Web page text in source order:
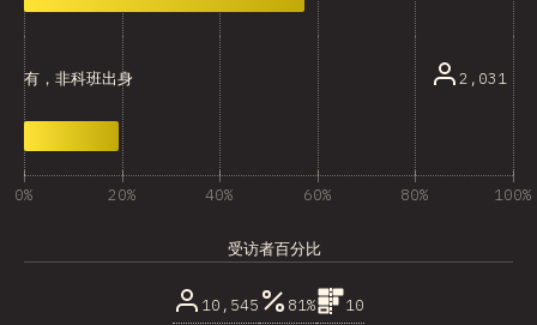
有，非科班出身 2,031
0% 20% 40% 60% 80% 100%
受访者百分比
10,545 81%
10